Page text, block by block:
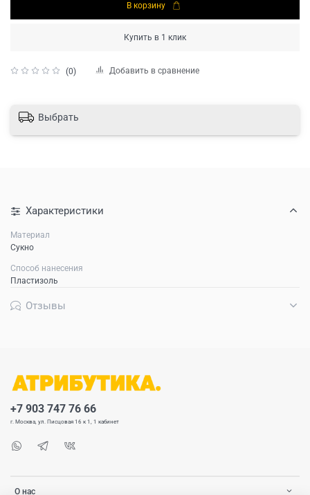
(0) Добавить в сравнение
В корзину
Купить в 1 клик
Выбрать
Характеристики
Материал
Сукно
Способ нанесения
Пластизоль
Отзывы
О нас
+7 903 747 76 66
г. Москва, ул. Писцовая 16 к 1, 1 кабинет